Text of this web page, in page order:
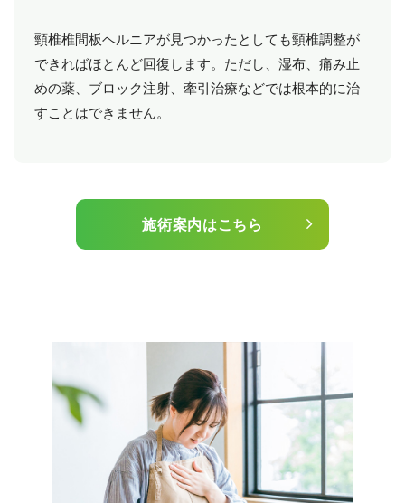
頸椎椎間板ヘルニアが見つかったとしても頸椎調整が
できればほとんど回復します。ただし、湿布、痛み止
めの薬、ブロック注射、牽引治療などでは根本的に治
すことはできません。
施術案内はこちら